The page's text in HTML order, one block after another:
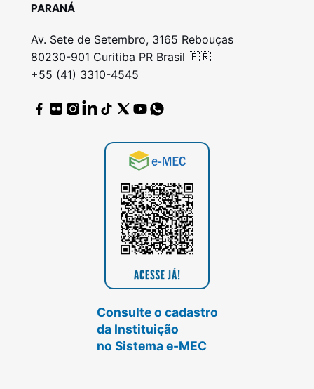
PARANÁ
Av. Sete de Setembro, 3165 Rebouças
80230-901 Curitiba PR Brasil 🇧🇷
+55 (41) 3310-4545
Consulte o cadastro
da Instituição
no Sistema e-MEC